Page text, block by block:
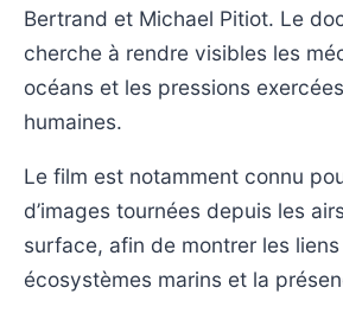
Bertrand et Michael Pitiot. Le
cherche à rendre visibles les
océans et les pressions
humaines.
Le film est notamment connu
d’images tournées depuis les
surface, afin de montrer les
écosystèmes marins et la